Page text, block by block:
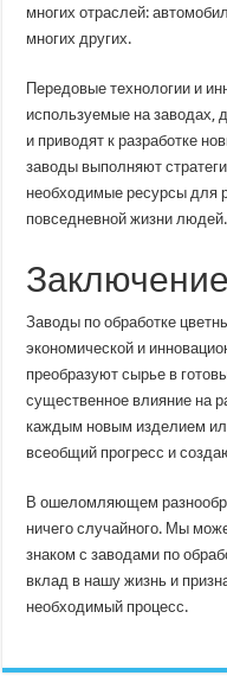
многих отраслей:
многих других.
Передовые технологии и
используемые на
и приводят к разработке
заводы выполняют
необходимые ресурсы для
повседневной жизни людей.
Заключение
Заводы по обработке
экономической и
преобразуют сырье в
существенное влияние на
каждым новым изделием
всеобщий прогресс и
В ошеломляющем
ничего случайного. Мы
знаком с заводами по
вклад в нашу жизнь и
необходимый процесс.